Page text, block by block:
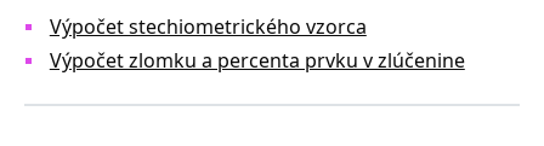
Výpočet stechiometrického vzorca
Výpočet zlomku a percenta prvku v zlúčenine